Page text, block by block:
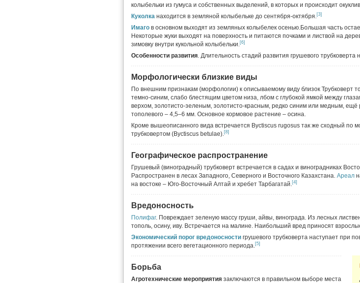
колыбельки из гумуса и собственных выделений, в которых и происходит
Куколка находится в земляной колыбельке до сентября-октября.[3]
Имаго в основном выходят из земляных колыбелек осенью.Большая часть
Некоторые жуки выходят на поверхность и питаются почками и листвой на
зимовку внутри кукольной колыбельки.[6]
Особенности развития. Длительность стадий развития грушевого трубковерта
Морфологически близкие виды
По внешним признакам (морфологии) к описываемому виду близок Трубковерт
темно-синим, слабо блестящим цветом низа, лбом с глубокой ямкой между
верхом, золотисто-зеленым, золотисто-красным, редко синим или медным,
тополевого – 4,5–6 мм. Основное кормовое растение – осина.
Кроме вышеописанного вида встречается Byctiscus rugosus так же сходный по
трубковертом (Byctiscus betulae).[8]
Географическое распространение
Грушевый (виноградный) трубковерт встречается в садах и виноградниках
Распространен в лесах Западного, Северного и Восточного Казахстана. Ареал
на востоке – Юго-Восточный Алтай и хребет Тарбагатай.[4]
Вредоносность
Полифаг. Повреждает зеленую массу груши, айвы, винограда. Из лесных
тополь, осину, иву. Встречается на малине. Наибольший вред приносят
Экономический порог вредоносности грушевого трубковерта наступает при
протяжении всего вегетационного периода.[5]
Борьба
Агротехнические мероприятия заключаются в правильном выборе места